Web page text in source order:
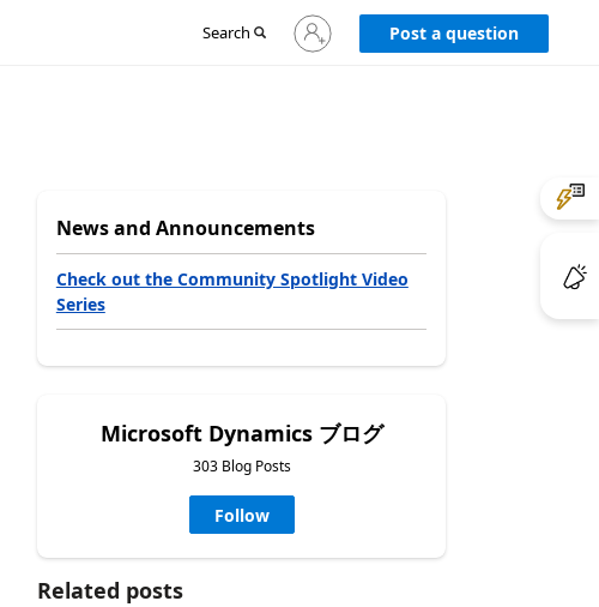
Search
Sign
in
Post a question
News and Announcements
Check out the Community Spotlight Video
Series
Microsoft Dynamics ブログ
303 Blog Posts
Follow
Related posts